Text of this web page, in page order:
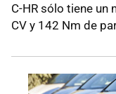
C-HR sólo tiene
CV y 142 Nm de